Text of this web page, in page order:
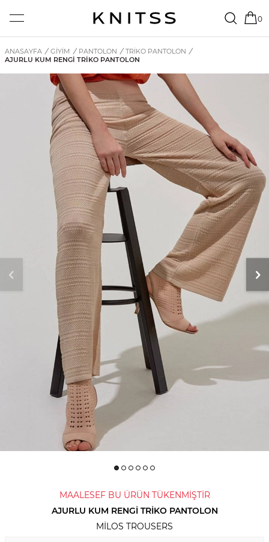
0
ANASAYFA / GİYİM / PANTOLON / TRIKO PANTOLON /
AJURLU KUM RENGI TRIKO PANTOLON
MAALESEF BU ÜRÜN TÜKENMİŞTİR
AJURLU KUM RENGI TRIKO PANTOLON
MILOS TROUSERS